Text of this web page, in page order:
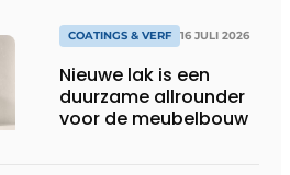
COATINGS & VERF 16 JULI 2026
Nieuwe lak is een
duurzame allrounder
voor de meubelbouw